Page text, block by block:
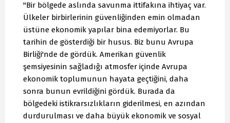
"Bir bölgede aslında savunma ittifakına ihtiyaç var.
Ülkeler birbirlerinin güvenliğinden emin olmadan
üstüne ekonomik yapılar bina edemiyorlar. Bu
tarihin de gösterdiği bir husus. Biz bunu Avrupa
Birliği'nde de gördük. Amerikan güvenlik
şemsiyesinin sağladığı atmosfer içinde Avrupa
ekonomik toplumunun hayata geçtiğini, daha
sonra bunun evrildiğini gördük. Burada da
bölgedeki istikrarsızlıkların giderilmesi, en azından
durdurulması ve daha büyük ekonomik ve sosyal